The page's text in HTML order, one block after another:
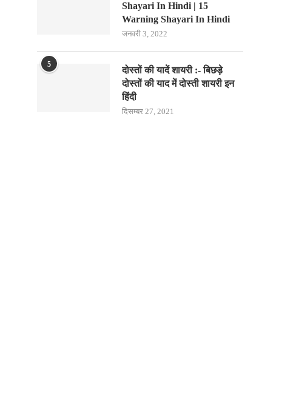
Shayari In Hindi | 15
Warning Shayari In Hindi
जनवरी 3, 2022
5
दोस्तों की यादें शायरी :- बिछड़े
दोस्तों की याद में दोस्ती शायरी इन
हिंदी
दिसम्बर 27, 2021